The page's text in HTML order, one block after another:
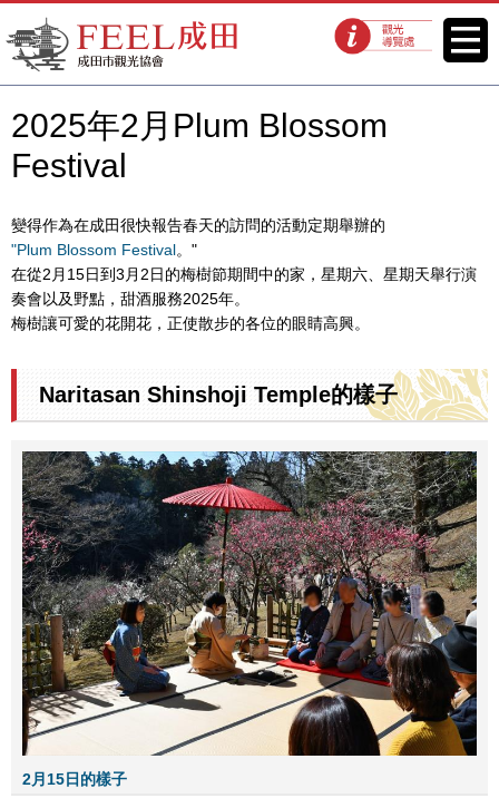
FEEL成田成田市觀光協會官方網
站
觀光導覽處 菜單
2025年2月Plum Blossom
Festival
變得作為在成田很快報告春天的訪問的活動定期舉辦的
"Plum Blossom Festival。"
在從2月15日到3月2日的梅樹節期間中的家，星期六、星期天舉行演
奏會以及野點，甜酒服務2025年。
梅樹讓可愛的花開花，正使散步的各位的眼睛高興。
Naritasan Shinshoji Temple的樣子
2月15日的樣子